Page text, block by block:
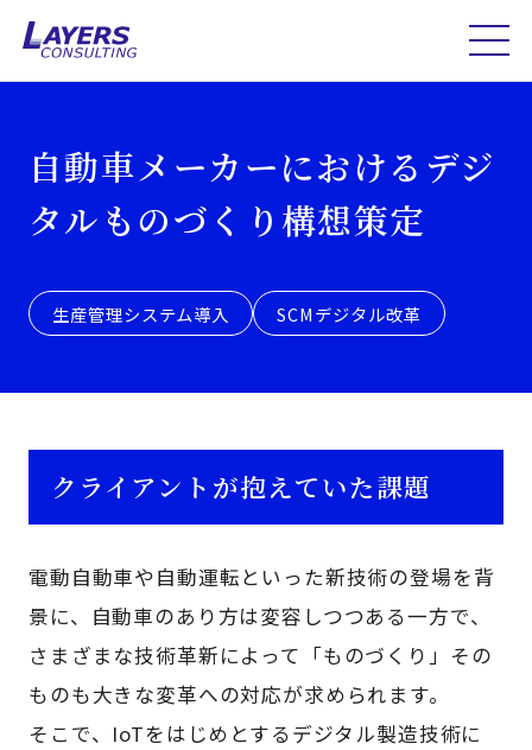
自動車メーカーにおけるデジ
タルものづくり構想策定
生産管理システム導入 SCMデジタル改革
クライアントが抱えていた課題
電動自動車や自動運転といった新技術の登場を背
景に、自動車のあり方は変容しつつある一方で、
さまざまな技術革新によって「ものづくり」その
ものも大きな変革への対応が求められます。
そこで、IoTをはじめとするデジタル製造技術に